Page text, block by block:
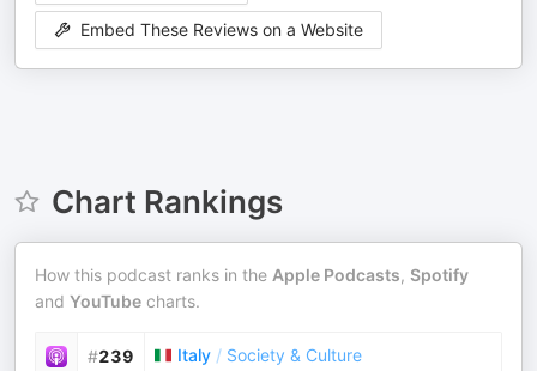
Embed These Reviews on a Website
Chart Rankings
How this podcast ranks in the Apple Podcasts, Spotify
and YouTube charts.
#239 Italy / Society & Culture